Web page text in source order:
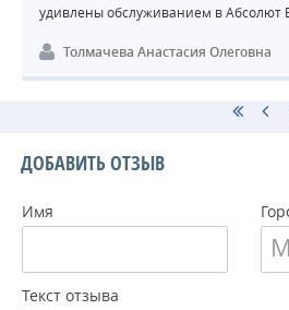
удивлены обслуживанием в Абсолют
Толмачева Анастасия Олеговна
ДОБАВИТЬ ОТЗЫВ
Имя
Текст отзыва